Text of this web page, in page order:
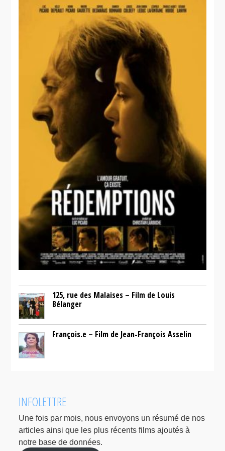
rage de
125, rue des Malaises – Film de Louis
Bélanger
François.e – Film de Jean-François Asselin
INFOLETTRE
Une fois par mois, nous envoyons un résumé de nos
articles ainsi que les plus récents films ajoutés à
notre base de données.